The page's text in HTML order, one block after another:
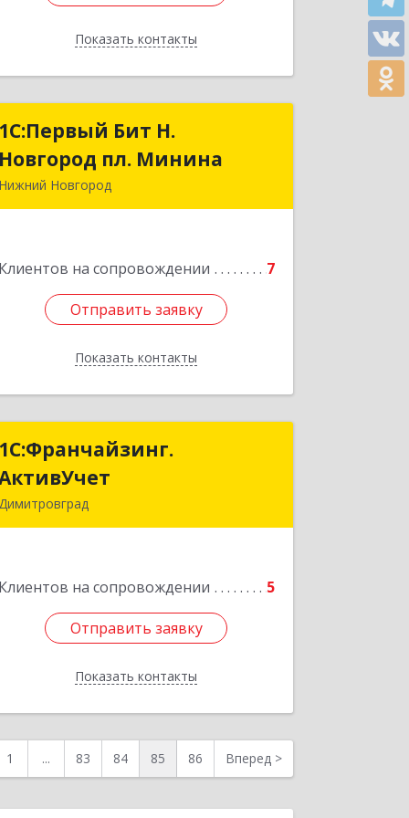
Показать контакты
Назад
1С:Первый Бит Н.
Новгород пл. Минина
Нижний Новгород
Клиентов на сопровождении 7
Отправить заявку
Показать контакты
1С:Первый Бит Н.
Новгород пл. Минина
Подробнее
1С:Франчайзинг.
Клиентов на сопровождении 5
Отправить заявку
Показать контакты
1С:Франчайзинг.
Подробнее
Отправить заявку
Назад
1 ... 83 84 85 86 Вперед >